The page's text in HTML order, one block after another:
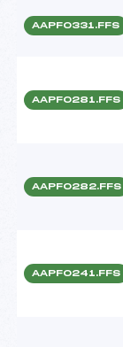
AAPF0331.FFS
AAPF0281.FFS
AAPF0282.FFS
AAPF0241.FFS